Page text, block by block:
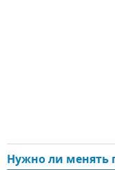
Нужно ли менять